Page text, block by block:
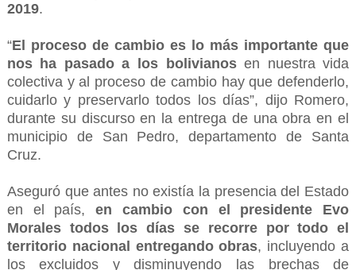
2019.
“El proceso de cambio es lo más importante que
nos ha pasado a los bolivianosen nuestra vida
colectiva y al proceso de cambio hay que defenderlo,
cuidarlo y preservarlo todos los días”, dijo Romero,
durante su discurso en la entrega de una obra en el
municipio de San Pedro, departamento de Santa
Cruz.
Aseguró que antes no existía la presencia del Estado
en el país,en cambio con el presidente Evo
Morales todos los días se recorre por todo el
territorio nacional entregando obras, incluyendo a
los excluidos y disminuyendo las brechas de